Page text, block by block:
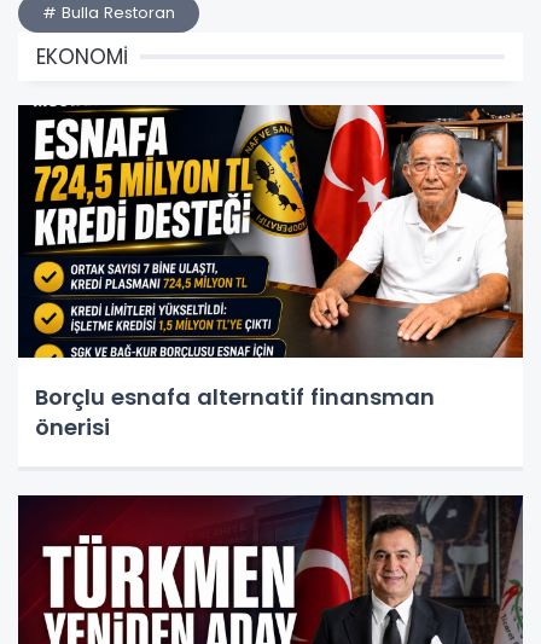
# Bulla Restoran
EKONOMİ
Borçlu esnafa alternatif finansman
önerisi